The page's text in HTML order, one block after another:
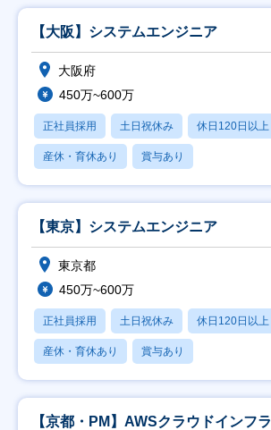
【大阪】システムエンジニア
大阪府
450万~600万
正社員採用 土日祝休み 休日120日以上
産休・育休あり 賞与あり
【東京】システムエンジニア
東京都
450万~600万
正社員採用 土日祝休み 休日120日以上
産休・育休あり 賞与あり
【京都・PM】AWSクラウドインフラ